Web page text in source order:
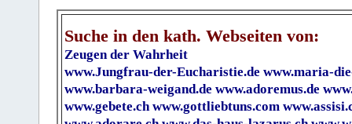
Suche in den kath. Webseiten von:
Zeugen der Wahrheit
www.Jungfrau-der-Eucharistie.de www.maria-
www.barbara-weigand.de www.adoremus.de
www.gebete.ch www.gottliebtuns.com